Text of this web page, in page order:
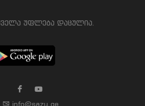
უფლება დაცულია.
info@sazu.ge